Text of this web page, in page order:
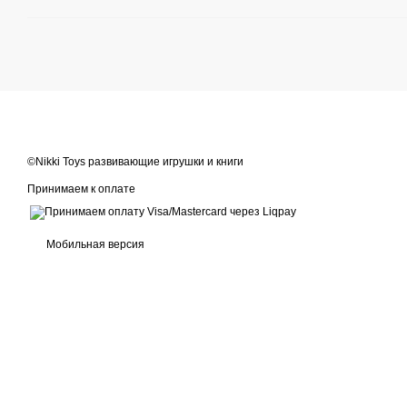
©Nikki Toys развивающие игрушки и книги
Принимаем к оплате
Мобильная версия